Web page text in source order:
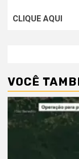
CLIQUE AQUI
VOCÊ